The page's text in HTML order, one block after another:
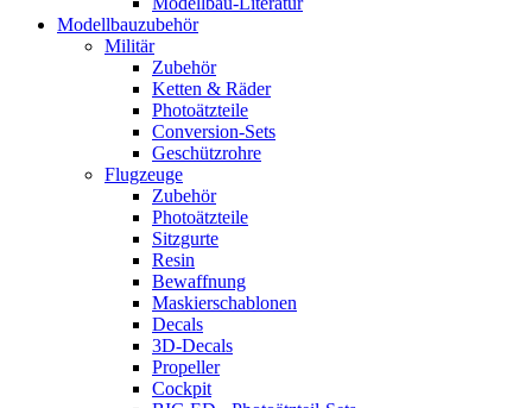
Modellbauzubehör
Militär
Zubehör
Ketten & Räder
Photoätzteile
Conversion-Sets
Geschützrohre
Flugzeuge
Zubehör
Photoätzteile
Sitzgurte
Resin
Bewaffnung
Maskierschablonen
Decals
3D-Decals
Propeller
Cockpit